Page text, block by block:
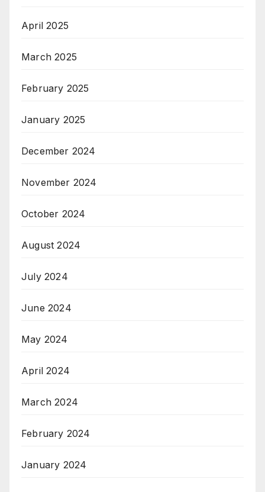
April 2025
March 2025
February 2025
January 2025
December 2024
November 2024
October 2024
August 2024
July 2024
June 2024
May 2024
April 2024
March 2024
February 2024
January 2024